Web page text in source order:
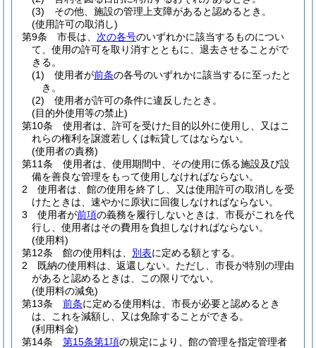
(3)
その他、施設の管理上支障があると認めるとき。
(使用許可の取消し)
第9条
市長は、 次の各号のいずれかに該当するものについ
て、使用の許可を取り消すとともに、退去させることがで
きる。
(1)
使用者が前条の各号のいずれかに該当するに至ったと
き。
(2)
使用者が許可の条件に違反したとき。
(目的外使用等の禁止)
第10条
使用者は、許可を受けた目的以外に使用し、又はこ
れらの権利を譲渡若しくは転貸してはならない。
(使用者の責務)
第11条
使用者は、使用期間中、その使用に係る施設及び設
備を善良な管理をもって使用しなければならない。
2
使用者は、館の使用を終了し、又は使用許可の取消しを受
けたときは、速やかに原状に回復しなければならない。
3
使用者が前項の義務を履行しないときは、市長がこれを代
行し、使用者はその費用を負担しなければならない。
(使用料)
第12条
館の使用料は、 別表に定める額とする。
2
既納の使用料は、返還しない。 ただし、市長が特別の理由
があると認めるときは、この限りでない。
(使用料の減免)
第13条
前条に定める使用料は、市長が必要と認めるとき
は、これを減額し、又は免除することができる。
(利用料金)
第14条
第15条第1項の規定により、館の管理を指定管理者